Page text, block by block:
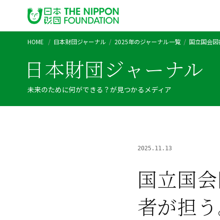
HOME 日本財団ジャーナル 2025年のジャーナル一覧 国立国会
日本財団ジャーナル
未来のために何ができる？が見つかるメディア
2025.11.13
国立国
者が担